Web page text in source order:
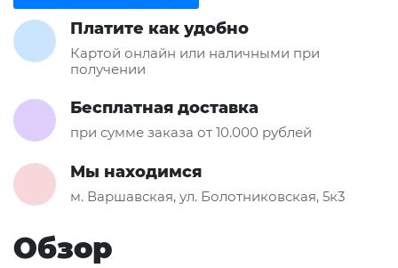
Платите как удобно
Картой онлайн или наличными при
получении
Бесплатная доставка
при сумме заказа от 10.000 рублей
Мы находимся
м. Варшавская, ул. Болотниковская, 5к3
Обзор